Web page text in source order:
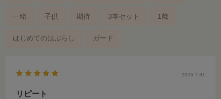
一緒 子供 期待 3本セット 1歳
はじめてのはぶらし ガード
2026.7.31
リピート